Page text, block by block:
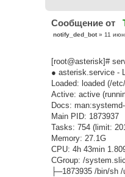
Cообщение от
С
щ
е
и
е
notify_ded_bot» 11
[root@asterisk]#
● asterisk.service -
Loaded: loaded (/
Active: active
Docs:
Main PID: 1873937
Tasks: 754 (limit:
Memory: 27.1G
CPU: 4h 43min
CGroup: /
├─1873935 /bin/sh